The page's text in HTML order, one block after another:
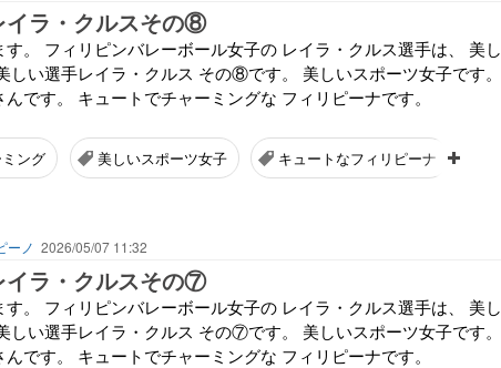
イラ・クルスその⑧
す。 フィリピンバレーボール女子の レイラ・クルス選手は、 美し
しい選手レイラ・クルス その⑧です。 美しいスポーツ女子です。
です。 キュートでチャーミングな フィリピーナです。
ング 美しいスポーツ女子 キュートなフィリピーナ
ーノ 2026/05/07 11:32
イラ・クルスその⑦
す。 フィリピンバレーボール女子の レイラ・クルス選手は、 美し
しい選手レイラ・クルス その⑦です。 美しいスポーツ女子です。
です。 キュートでチャーミングな フィリピーナです。